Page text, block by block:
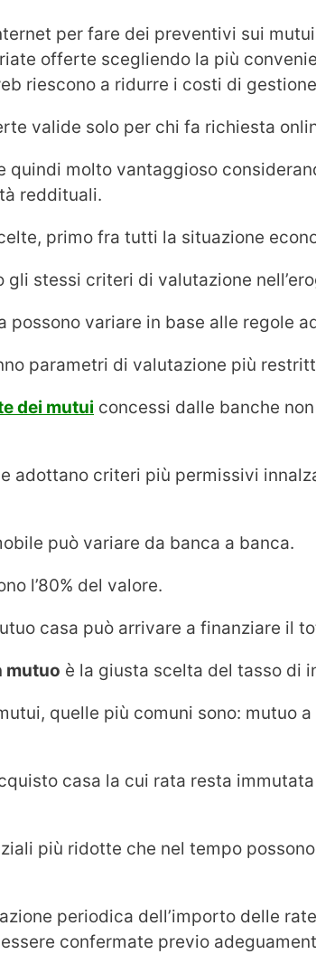
per fare dei preventivi sui
offerte scegliendo la più
riescono a ridurre i costi di
valide solo per chi fa richiesta
quindi molto vantaggioso
reddituali.
primo fra tutti la situazione
stessi criteri di valutazione
possono variare in base alle regole
parametri di valutazione più
dei mutui concessi dalle banche
adottano criteri più permissivi
può variare da banca a banca.
l’80% del valore.
casa può arrivare a finanziare il
mutuo è la giusta scelta del tasso di
quelle più comuni sono: mutuo
casa la cui rata resta
più ridotte che nel tempo
periodica dell’importo delle
confermate previo